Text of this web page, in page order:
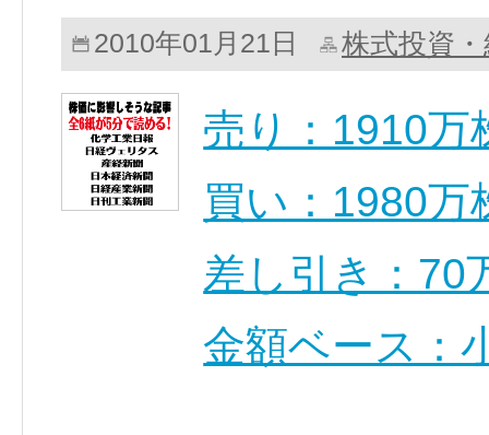
2010年01月21日 株式投資
売り：1910万
買い：1980万
差し引き：70
金額ベース：